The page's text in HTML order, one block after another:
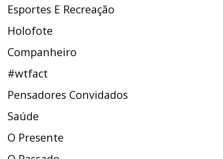
Esportes E Recreação
Holofote
Companheiro
#wtfact
Pensadores Convidados
Saúde
O Presente